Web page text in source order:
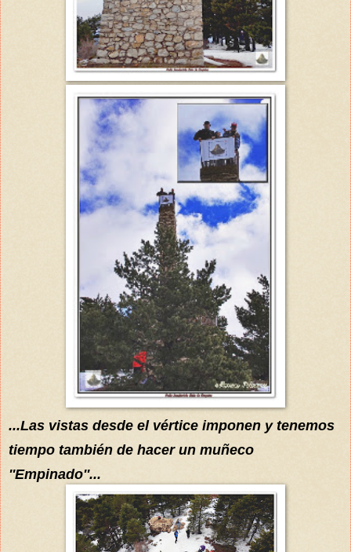
...Las vistas desde el vértice imponen y tenemos
tiempo también de hacer un muñeco
''Empinado''...